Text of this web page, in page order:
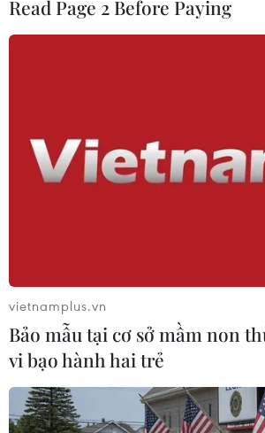
ngôi vương Asian Cup
Lịch thi đấu trận chung kết
Thắng sốc Hàn Quốc, Jordan
kết Asian Cup
TIN LIÊN QUAN
Read Page 2 Before Paying
vietnamplus.vn
Bảo mẫu tại cơ sở mầm non
vi bạo hành hai trẻ